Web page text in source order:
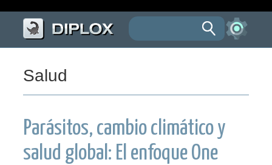
Salud
Parásitos, cambio climático y
salud global: El enfoque One